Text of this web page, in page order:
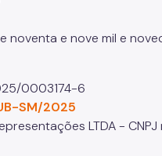
noventa e nove mil e
0003174-6
SM/2025
LTDA -